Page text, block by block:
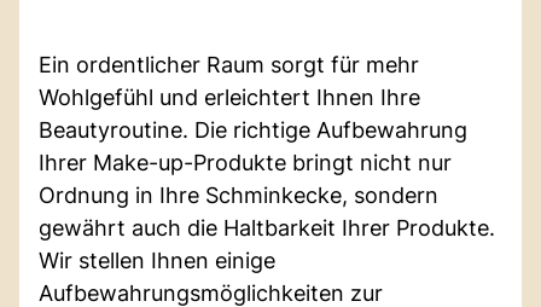
Ein ordentlicher Raum sorgt für mehr
Wohlgefühl und erleichtert Ihnen Ihre
Beautyroutine. Die richtige Aufbewahrung
Ihrer Make-up-Produkte bringt nicht nur
Ordnung in Ihre Schminkecke, sondern
gewährt auch die Haltbarkeit Ihrer Produkte.
Wir stellen Ihnen einige
Aufbewahrungsmöglichkeiten zur